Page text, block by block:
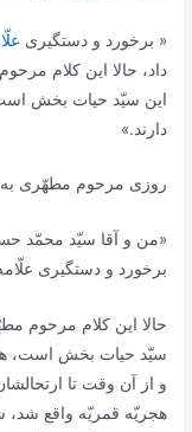
« برخورد و دستگيرى
داد، حالا اين كلام
اين سيّد حيات بخش
دارند.»
روزى مرحوم مطهّرى به
«من و آقا سيّد محمّد
برخورد و دستگيرى
حالا اين كلام مرحوم
سيّد حيات بخش است،
هجريّه قمريّه واقع شد،